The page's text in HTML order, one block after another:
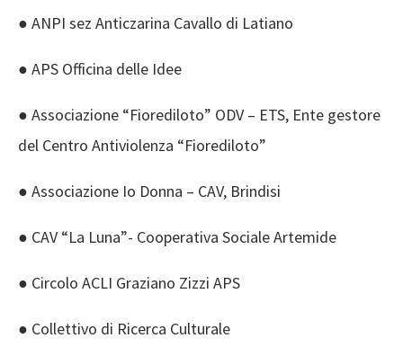
● ANPI sez Anticzarina Cavallo di Latiano
● APS Officina delle Idee
● Associazione “Fiorediloto” ODV – ETS, Ente gestore
del Centro Antiviolenza “Fiorediloto”
● Associazione Io Donna – CAV, Brindisi
● CAV “La Luna”- Cooperativa Sociale Artemide
● Circolo ACLI Graziano Zizzi APS
● Collettivo di Ricerca Culturale